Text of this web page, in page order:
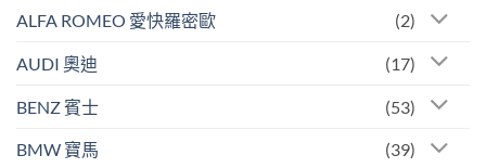
ALFA ROMEO 愛快羅密歐 (2)
AUDI 奧迪 (17)
BENZ 賓士 (53)
BMW 寶馬 (39)